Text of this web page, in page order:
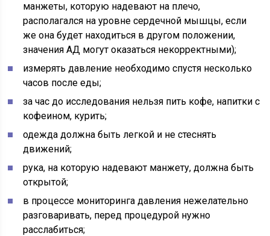
манжеты, которую надевают на плечо,
располагался на уровне сердечной мышцы, если
же она будет находиться в другом положении,
значения АД могут оказаться некорректными);
измерять давление необходимо спустя несколько
часов после еды;
за час до исследования нельзя пить кофе, напитки с
кофеином, курить;
одежда должна быть легкой и не стеснять
движений;
рука, на которую надевают манжету, должна быть
открытой;
в процессе мониторинга давления нежелательно
разговаривать, перед процедурой нужно
расслабиться;